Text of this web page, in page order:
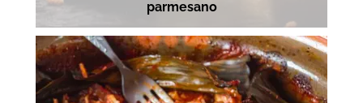
parmesano